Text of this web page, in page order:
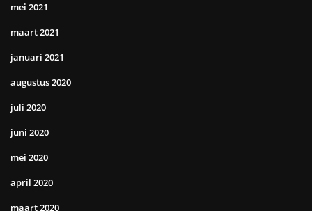
mei 2021
maart 2021
januari 2021
augustus 2020
juli 2020
juni 2020
mei 2020
april 2020
maart 2020